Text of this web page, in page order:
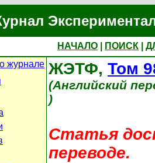
НАЧАЛО ПОИСК
журнале ЖЭТФ, Том
(Английский
)
Статья
переводе.